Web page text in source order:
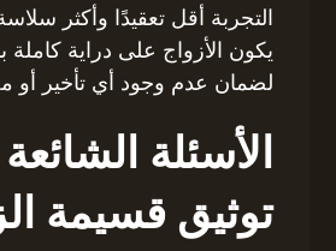
التجربة أقل تعقيدًا وأكثر
يكون الأزواج على دراية
لضمان عدم وجود أي تأخير أو
الأسئلة
توثيق قسيمة